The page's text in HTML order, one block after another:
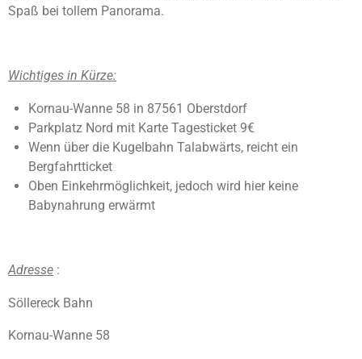
Spaß bei tollem Panorama.
Wichtiges in Kürze:
Kornau-Wanne 58 in 87561 Oberstdorf
Parkplatz Nord mit Karte Tagesticket 9€
Wenn über die Kugelbahn Talabwärts, reicht ein
Bergfahrtticket
Oben Einkehrmöglichkeit, jedoch wird hier keine
Babynahrung erwärmt
Adresse :
Söllereck Bahn
Kornau-Wanne 58